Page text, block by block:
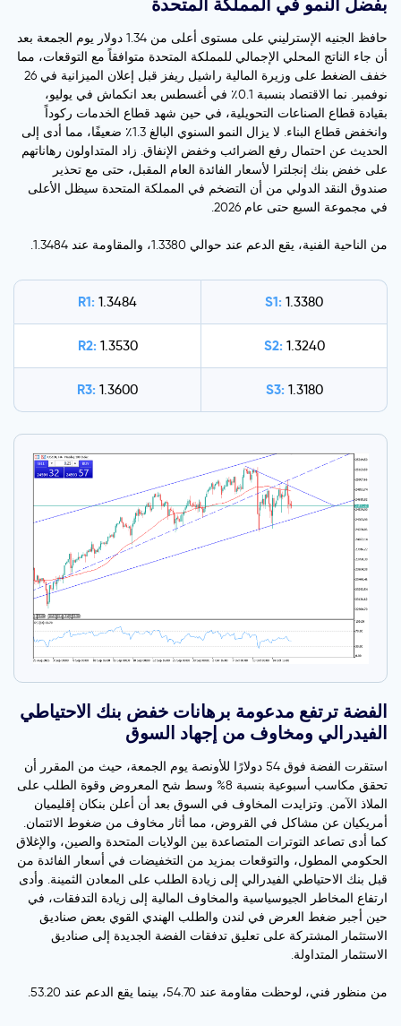
بفضل النمو في المملكة المتحدة
حافظ الجنيه الإسترليني على مستوى أعلى من 1.34 دولار يوم الجمعة بعد
أن جاء الناتج المحلي الإجمالي للمملكة المتحدة متوافقاً مع التوقعات، مما
خفف الضغط على وزيرة المالية راشيل ريفز قبل إعلان الميزانية في 26
نوفمبر. نما الاقتصاد بنسبة 0.1٪ في أغسطس بعد انكماش في يوليو،
بقيادة قطاع الصناعات التحويلية، في حين شهد قطاع الخدمات ركوداً
وانخفض قطاع البناء. لا يزال النمو السنوي البالغ 1.3٪ ضعيفًا، مما أدى إلى
الحديث عن احتمال رفع الضرائب وخفض الإنفاق. زاد المتداولون رهاناتهم
على خفض بنك إنجلترا لأسعار الفائدة العام المقبل، حتى مع تحذير
صندوق النقد الدولي من أن التضخم في المملكة المتحدة سيظل الأعلى
في مجموعة السبع حتى عام 2026.
من الناحية الفنية، يقع الدعم عند حوالي 1.3380، والمقاومة عند 1.3484.
R1: 1.3484 S1: 1.3380
R2: 1.3530 S2: 1.3240
R3: 1.3600 S3: 1.3180
الفضة ترتفع مدعومة برهانات خفض بنك الاحتياطي
الفيدرالي ومخاوف من إجهاد السوق
استقرت الفضة فوق 54 دولارًا للأونصة يوم الجمعة، حيث من المقرر أن
تحقق مكاسب أسبوعية بنسبة 8% وسط شح المعروض وقوة الطلب على
الملاذ الآمن. وتزايدت المخاوف في السوق بعد أن أعلن بنكان إقليميان
أمريكيان عن مشاكل في القروض، مما أثار مخاوف من ضغوط الائتمان.
كما أدى تصاعد التوترات المتصاعدة بين الولايات المتحدة والصين، والإغلاق
الحكومي المطول، والتوقعات بمزيد من التخفيضات في أسعار الفائدة من
قبل بنك الاحتياطي الفيدرالي إلى زيادة الطلب على المعادن الثمينة. وأدى
ارتفاع المخاطر الجيوسياسية والمخاوف المالية إلى زيادة التدفقات، في
حين أجبر ضغط العرض في لندن والطلب الهندي القوي بعض صناديق
الاستثمار المشتركة على تعليق تدفقات الفضة الجديدة إلى صناديق
الاستثمار المتداولة.
من منظور فني، لوحظت مقاومة عند 54.70، بينما يقع الدعم عند 53.20.